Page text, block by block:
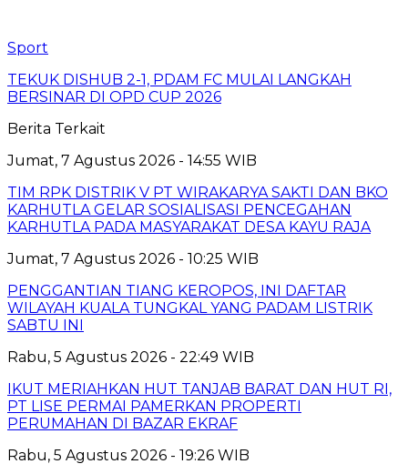
Sport
TEKUK DISHUB 2-1, PDAM FC MULAI LANGKAH
BERSINAR DI OPD CUP 2026
Berita Terkait
Jumat, 7 Agustus 2026 - 14:55 WIB
TIM RPK DISTRIK V PT WIRAKARYA SAKTI DAN BKO
KARHUTLA GELAR SOSIALISASI PENCEGAHAN
KARHUTLA PADA MASYARAKAT DESA KAYU RAJA
Jumat, 7 Agustus 2026 - 10:25 WIB
PENGGANTIAN TIANG KEROPOS, INI DAFTAR
WILAYAH KUALA TUNGKAL YANG PADAM LISTRIK
SABTU INI
Rabu, 5 Agustus 2026 - 22:49 WIB
IKUT MERIAHKAN HUT TANJAB BARAT DAN HUT RI,
PT LISE PERMAI PAMERKAN PROPERTI
PERUMAHAN DI BAZAR EKRAF
Rabu, 5 Agustus 2026 - 19:26 WIB